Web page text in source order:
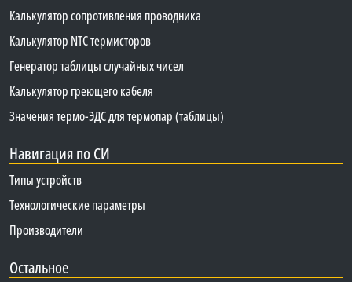
Калькулятор сопротивления проводника
Калькулятор NTC термисторов
Генератор таблицы случайных чисел
Калькулятор греющего кабеля
Значения термо-ЭДС для термопар (таблицы)
Навигация по СИ
Типы устройств
Технологические параметры
Производители
Остальное